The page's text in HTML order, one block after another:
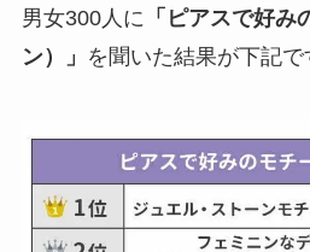
男女300人に 「ピアスで好み
ン）」 を聞いた結果が下記で